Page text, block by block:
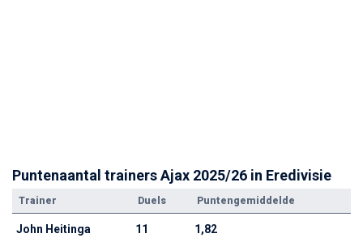
Puntenaantal trainers Ajax 2025/26 in Eredivisie
Trainer Duels Puntengemiddelde
John Heitinga 11 1,82